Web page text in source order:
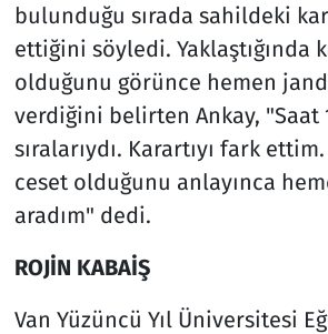
bulunduğu sırada sahildeki
ettiğini söyledi. Yaklaştığında
olduğunu görünce hemen
verdiğini belirten Ankay, "Saat
sıralarıydı. Karartıyı fark ettim.
ceset olduğunu anlayınca
aradım" dedi.
ROJİN KABAİŞ
Van Yüzüncü Yıl Üniversitesi